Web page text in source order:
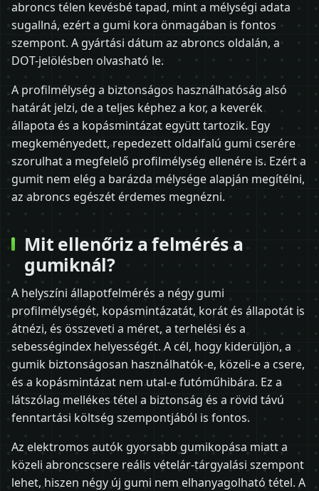
abroncs télen kevésbé tapad, mint a mélységi adata
sugallná, ezért a gumi kora önmagában is fontos
szempont. A gyártási dátum az abroncs oldalán, a
DOT-jelölésben olvasható le.
A profilmélység a biztonságos használhatóság alsó
határát jelzi, de a teljes képhez a kor, a keverék
állapota és a kopásmintázat együtt tartozik. Egy
megkeményedett, repedezett oldalfalú gumi cserére
szorulhat a megfelelő profilmélység ellenére is. Ezért a
gumit nem elég a barázda mélysége alapján megítélni,
az abroncs egészét érdemes megnézni.
Mit ellenőriz a felmérés a
gumiknál?
A helyszíni állapotfelmérés a négy gumi
profilmélységét, kopásmintázatát, korát és állapotát is
átnézi, és összeveti a méret, a terhelési és a
sebességindex helyességét. A cél, hogy kiderüljön, a
gumik biztonságosan használhatók-e, közeli-e a csere,
és a kopásmintázat nem utal-e futóműhibára. Ez a
látszólag mellékes tétel a biztonság és a rövid távú
fenntartási költség szempontjából is fontos.
Az elektromos autók gyorsabb gumikopása miatt a
közeli abroncscsere reális vételár-tárgyalási szempont
lehet, hiszen négy új gumi nem elhanyagolható tétel. A